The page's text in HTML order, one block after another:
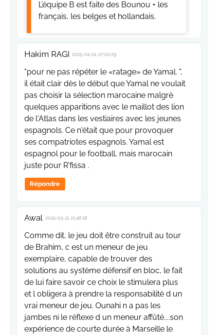
L’équipe B est faite des Bounou + les
français, les belges et hollandais.
Hakim RAGI 2025-04-01 07:00:29
"pour ne pas répéter le «ratage» de Yamal. ",
il était clair dès le début que Yamal ne voulait
pas choisir la sélection marocaine malgrè
quelques apparitions avec le maillot des lion
de l'Atlas dans les vestiaires avec les jeunes
espagnols. Ce n'était que pour provoquer
ses compatriotes espagnols. Yamal est
espagnol pour le football, mais marocain
juste pour R'fissa .
Répondre
Awal 2025-03-31 21:48:18
Comme dit, le jeu doit être construit au tour
de Brahim, c est un meneur de jeu
exemplaire, capable de trouver des
solutions au système défensif en bloc, le fait
de lui faire savoir ce choix le stimulera plus
et l obligera à prendre la responsabilité d un
vrai meneur de jeu. Ounahi n a pas les
jambes ni le réflexe d un meneur affûté....son
expérience de courte durée à Marseille le